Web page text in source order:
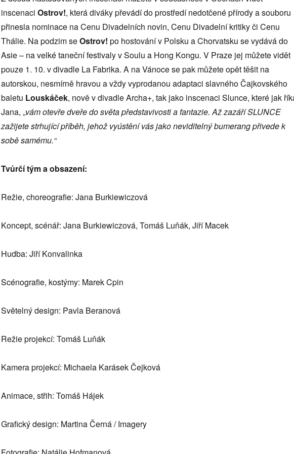
inscenaci Ostrov!, která diváky převádí do prostředí nedotčené přírody a souboru
přinesla nominace na Cenu Divadelních novin, Cenu Divadelní kritiky či Cenu
Thálie. Na podzim seOstrov! po hostování v Polsku a Chorvatsku se vydává do
Asie – na velké taneční festivaly v Soulu a Hong Kongu. V Praze jej můžete vidět
pouze 1. 10. v divadle La Fabrika. A na Vánoce se pak můžete opět těšit na
autorskou, nesmírně hravou a vždy vyprodanou adaptaci slavného Čajkovského
baletu Louskáček, nově v divadle Archa+, tak jako inscenaci Slunce, které jak
Jana, „vám otevře dveře do světa představivosti a fantazie. Až zazáří SLUNCE
zažijete strhující příběh, jehož vyústění vás jako neviditelný bumerang přivede k
sobě samému.“
Tvůrčí tým a obsazení:
Režie, choreografie: Jana Burkiewiczová
Koncept, scénář: Jana Burkiewiczová, Tomáš Luňák, Jiří Macek
Hudba: Jiří Konvalinka
Scénografie, kostýmy: Marek Cpin
Světelný design: Pavla Beranová
Režie projekcí: Tomáš Luňák
Kamera projekcí: Michaela Karásek Čejková
Animace, střih: Tomáš Hájek
Grafický design: Martina Černá / Imagery